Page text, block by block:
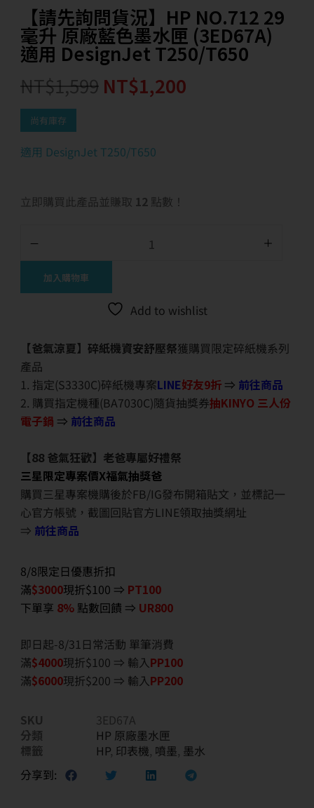
【請先詢問貨況】HP NO.712 29
毫升 原廠藍色墨水匣 (3ED67A)
適用 DesignJet T250/T650
NT$1,599 NT$1,200
尚有庫存
適用 DesignJet T250/T650
立即購買此產品並賺取 12 點數！
加入購物車
Add to wishlist
【爸氣涼夏】碎紙機資安舒壓祭獲購買限定碎紙機系列
產品
1. 指定(S3330C)碎紙機專案LINE好友9折 ⇒ 前往商品
2. 購買指定機種(BA7030C)隨貨抽獎券抽KINYO 三人份
電子鍋 ⇒ 前往商品
【88 爸氣狂歡】老爸專屬好禮祭
三星限定專案價X福氣抽獎爸
購買三星專案機購後於FB/IG發布開箱貼文，並標記一
心官方帳號，截圖回貼官方LINE領取抽獎網址
⇒ 前往商品
8/8限定日優惠折扣
滿$3000現折$100 ⇒ PT100
下單享 8% 點數回饋 ⇒ UR800
即日起-8/31日常活動 單筆消費
滿$4000現折$100 ⇒ 輸入PP100
滿$6000現折$200 ⇒ 輸入PP200
SKU
3ED67A
分類
HP 原廠墨水匣
標籤
HP, 印表機, 噴墨, 墨水
分享到: